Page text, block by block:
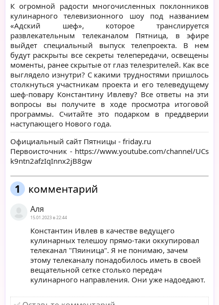
К огромной радости многочисленных поклонников
кулинарного телевизионного шоу под названием
«Адский шеф», которое транслируется
развлекательным телеканалом Пятница, в эфире
выйдет специальный выпуск телепроекта. В нем
будут раскрыты все секреты телепередачи, освещены
моменты, ранее скрытые от глаз телезрителей. Как все
выглядело изнутри? С какими трудностями пришлось
столкнуться участникам проекта и его телеведущему
шеф-повару Константину Ивлеву? Все ответы на эти
вопросы вы получите в ходе просмотра итоговой
программы. Считайте это подарком в преддверии
наступающего Нового года.
Официальный сайт Пятницы - friday.ru
Первоисточник - https://www.youtube.com/channel/UCs
k9ntn2afzIqInnx2jB8gw
1 комментарий
Аля
15.01.2023 в 22:44
Константин Ивлев в качестве ведущего
кулинарных телешоу прямо-таки оккупировал
телеканал "Пяиница". Я не понимаю, зачем
этому телеканалу понадобилось иметь в своей
вещательной сетке столько передач
кулинарного направления. Они уже надоедают.